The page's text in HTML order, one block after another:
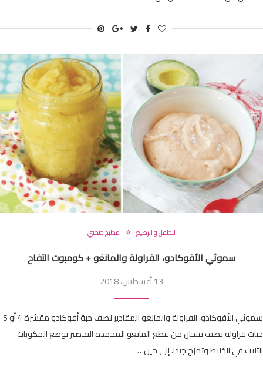
للطفل و الرضيع مطبخ صحتي
سموثي الأفوكادو، الفراولة والمانغو + كومبوت التفاح
13 أغسطس، 2018
سموثي الأفوكادو، الفراولة والمانغو المقادير نصف حبة أفوكادو مقشرة 4 أو 5
حبات فراولة نصف فنجان من قطع المانغو المجمدة التحضير توضع المكونات
الثلاث في الخلاط وتمزج جيدا، إلى حين…